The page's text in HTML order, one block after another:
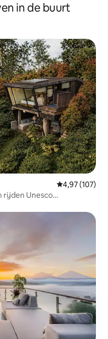
in de buurt
Gemiddelde
4,97 (107)
rijden Unesco